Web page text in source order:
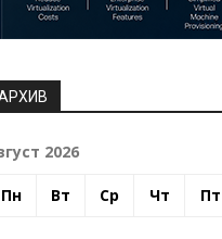
2026
Пн Вт Ср Чт Пт